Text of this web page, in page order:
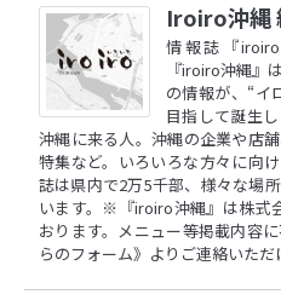
Iroiro沖縄
情報誌『
『iroiro沖縄』
の情報が、“イ
目指して誕生
沖縄に来る人。沖縄の企業や店
特集など。いろいろな方々に向
誌は県内で2万5千部、様々な場
います。※『iroiro沖縄』は株式
おります。メニュー等掲載内容
らのフォーム》 よりご連絡いただ